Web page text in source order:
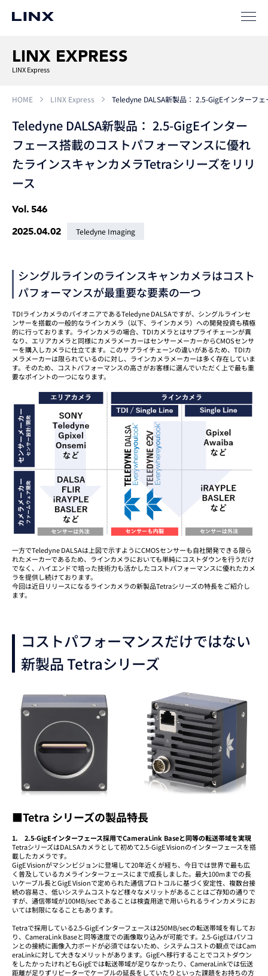
LINX EXPRESS
LINX Express
HOME LINX Express Teledyne DALSA新製品： 2.5-GigEインターフ
Teledyne DALSA新製品： 2.5-GigEインター
フェース搭載のコストパフォーマンスに優れ
たラインスキャンカメラTetraシリーズをリリ
ース
Vol. 546
2025.04.02
Teledyne Imaging
シングルラインのラインスキャンカメラはコスト
パフォーマンスが最重要な要素の一つ
TDIラインカメラのパイオニアであるTeledyne DALSAですが、シングルラインセ
ンサーを搭載の一般的なラインカメラ（以下、ラインカメラ）への開発投資も積極
的に行っております。ラインカメラの場合、TDIカメラとはサプライチェーンが異
なり、エリアカメラと同様にカメラメーカーはセンサーメーカーからCMOSセンサ
ーを購入しカメラに仕立てます。このサプライチェーンの違いがあるため、TDIカ
メラメーカーは限られているのに対し、ラインカメラメーカーは多く存在していま
す。そのため、コストパフォーマンスの高さがお客様に選んでいただく上で最も重
要なポイントの一つになります。
一方でTeledyne DALSAは上図で示すようにCMOSセンサーも自社開発できる限ら
れたメーカーであるため、ラインカメラにおいても単純にコストダウンを行うだけ
でなく、ハイエンドで培った技術力も活かしたコストパフォーマンスに優れたカメ
ラを提供し続けております。
今回は近日リリースになるラインカメラの新製品Tetraシリーズの特長をご紹介し
ます。
コストパフォーマンスだけではない
新製品 Tetraシリーズ
■Tetra シリーズの製品特長
1. 2.5-GigEインターフェース採用でCameraLink Baseと同等の転送帯域を実現
TetraシリーズはDALSAカメラとして初めて2.5-GigE Visionのインターフェースを搭
載したカメラです。
GigE Visionがマシンビジョンに登場して20年近くが経ち、今日では世界で最も広
く普及しているカメラインターフェースにまで成長しました。最大100mまでの長
いケーブル長とGigE Visionで定められた通信プロトコルに基づく安定性、複数台接
続の容易さ、低いシステムコストなど様々なメリットがあることはご存知の通りで
すが、通信帯域が100MB/secであることは検査用途で用いられるラインカメラにお
いては制限になることもあります。
Tetraで採用している2.5-GigEインターフェースは250MB/secの転送帯域を有してお
り、CameraLink Baseと同等速度での画像取り込みが可能です。2.5-GigEはパソコ
ンとの接続に画像入力ボードが必須ではないため、システムコストの観点ではCam
eraLinkに対して大きなメリットがあります。GigEへ移行することでコストダウン
をしたかったけれどもGigEでは転送帯域が足りなかったり、CameraLinkでは伝送
距離が足りずリピーターでケーブルの延長をしていたりといった課題をお持ちの方